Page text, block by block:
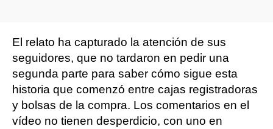
El relato ha capturado la atención de sus
seguidores, que no tardaron en pedir una
segunda parte para saber cómo sigue esta
historia que comenzó entre cajas registradoras
y bolsas de la compra. Los comentarios en el
vídeo no tienen desperdicio, con uno en